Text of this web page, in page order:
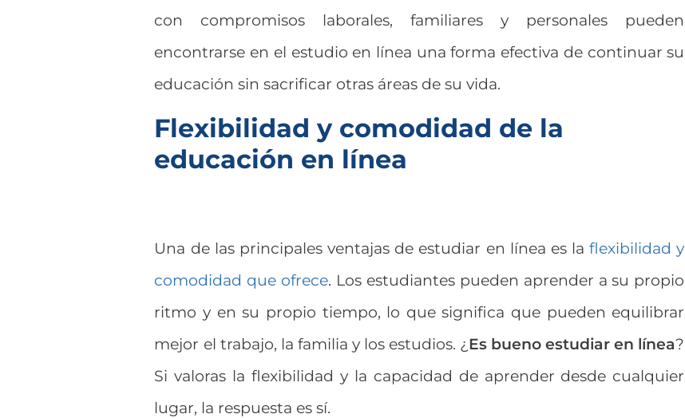
con compromisos laborales, familiares y personales pueden
encontrarse en el estudio en línea una forma efectiva de continuar su
educación sin sacrificar otras áreas de su vida.
Flexibilidad y comodidad de la
educación en línea
Una de las principales ventajas de estudiar en línea es laflexibilidad y
comodidad que ofrece. Los estudiantes pueden aprender a su propio
ritmo y en su propio tiempo, lo que significa que pueden equilibrar
mejor el trabajo, la familia y los estudios. ¿ Es bueno estudiar en línea?
Si valoras la flexibilidad y la capacidad de aprender desde cualquier
lugar, la respuesta es sí.